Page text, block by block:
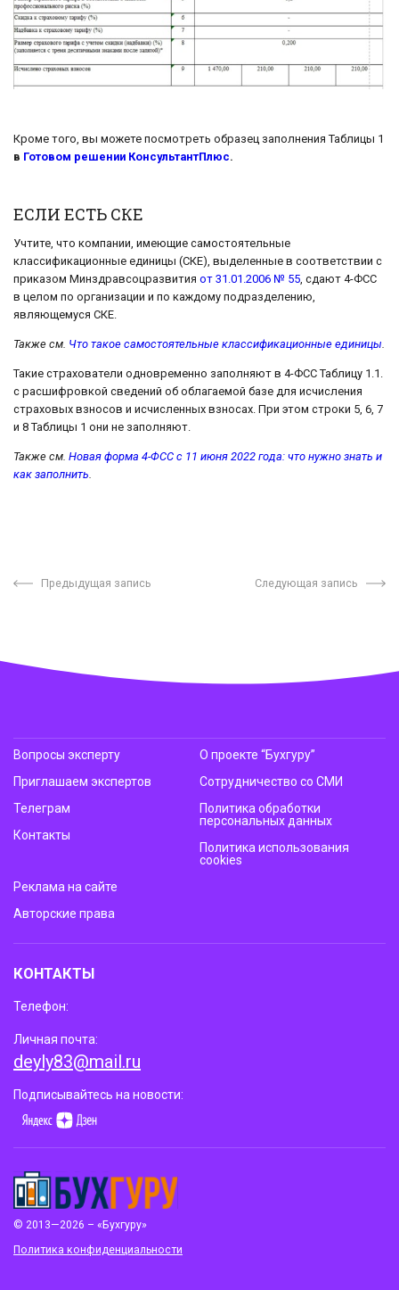
Кроме того, вы можете посмотреть образец заполнения Таблицы 1
в Готовом решении КонсультантПлюс.
ЕСЛИ ЕСТЬ СКЕ
Учтите, что компании, имеющие самостоятельные
классификационные единицы (СКЕ), выделенные в соответствии с
приказом Минздравсоцразвития от 31.01.2006 № 55, сдают 4-ФСС
в целом по организации и по каждому подразделению,
являющемуся СКЕ.
Также см. Что такое самостоятельные классификационные единицы.
Такие страхователи одновременно заполняют в 4-ФСС Таблицу 1.1.
с расшифровкой сведений об облагаемой базе для исчисления
страховых взносов и исчисленных взносах. При этом строки 5, 6, 7
и 8 Таблицы 1 они не заполняют.
Также см. Новая форма 4-ФСС с 11 июня 2022 года: что нужно знать и
как заполнить
Предыдущая запись Следующая запись
© 2013—2026 – «Бухгуру»
Политика конфиденциальности
Вопросы эксперту
Приглашаем экспертов
Телеграм
Контакты
О проекте “Бухгуру”
Сотрудничество со СМИ
Политика обработки
персональных данных
Политика использования
cookies
Реклама на сайте
Авторские права
КОНТАКТЫ
Телефон:
Личная почта:
deyly83@mail.ru
Подписывайтесь на новости: